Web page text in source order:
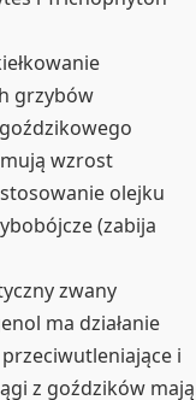
grzybów
wzrost
olejku
(zabija
zwany
ma działanie
i
z goździków mają